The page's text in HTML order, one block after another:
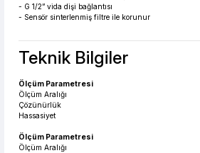
- G 1/2” vida dişi bağlantısı
- Sensör sinterlenmiş filtre ile korunur
Teknik Bilgiler
Ölçüm Parametresi
Ölçüm Aralığı
Çözünürlük
Hassasiyet
Ölçüm Parametresi
Ölçüm Aralığı